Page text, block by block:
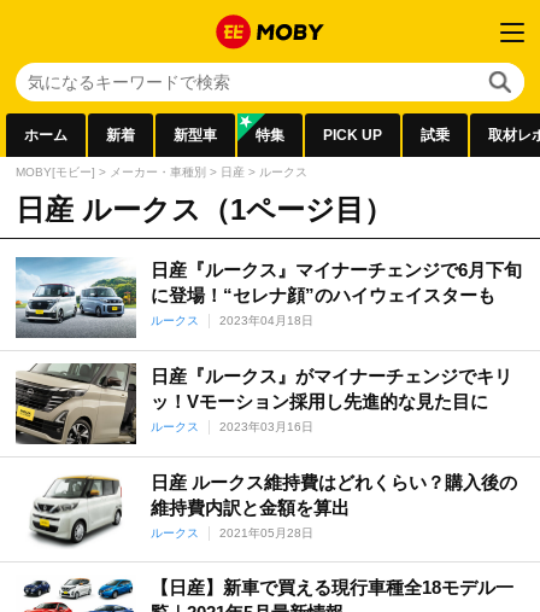
ホーム 新着 新型車 特集 PICK UP 試乗 取材レ
MOBY[モビー] > メーカー・車種別 > 日産 > ルークス
日産 ルークス（1ページ目）
日産『ルークス』マイナーチェンジで6月下旬
に登場！“セレナ顔”のハイウェイスターも
ルークス 2023年04月18日
日産『ルークス』がマイナーチェンジでキリ
ッ！Vモーション採用し先進的な見た目に
ルークス 2023年03月16日
日産 ルークス維持費はどれくらい？購入後の
維持費内訳と金額を算出
ルークス 2021年05月28日
【日産】新車で買える現行車種全18モデル一